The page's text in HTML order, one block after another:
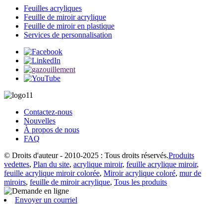
Feuilles acryliques
Feuille de miroir acrylique
Feuille de miroir en plastique
Services de personnalisation
Contactez-nous
Nouvelles
À propos de nous
FAQ
© Droits d'auteur - 2010-2025 : Tous droits réservés.Produits
vedettes, Plan du site, acrylique miroir, feuille acrylique miroir,
feuille acrylique miroir colorée, Miroir acrylique coloré, mur de
miroirs, feuille de miroir acrylique, Tous les produits
Envoyer un courriel